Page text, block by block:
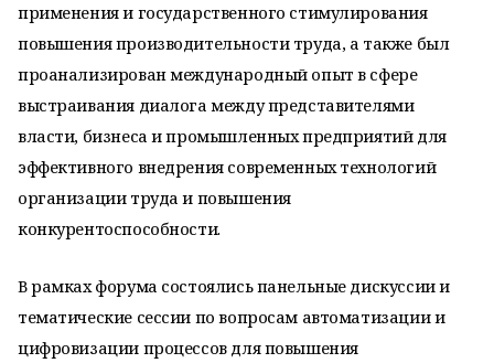
применения и государственного стимулирования
повышения производительности труда, а также был
проанализирован международный опыт в сфере
выстраивания диалога между представителями
власти, бизнеса и промышленных предприятий для
эффективного внедрения современных технологий
организации труда и повышения
конкурентоспособности.
В рамках форума состоялись панельные дискуссии и
тематические сессии по вопросам автоматизации и
цифровизации процессов для повышения